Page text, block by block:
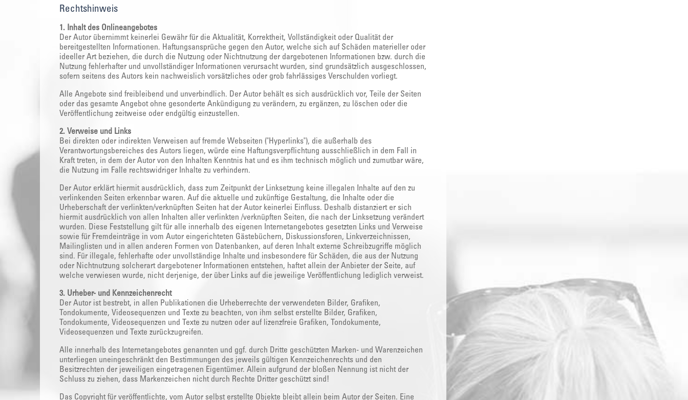
Rechtshinweis
1. Inhalt des Onlineangebotes
Der Autor übernimmt keinerlei Gewähr für die Aktualität, Korrektheit, Vollständigkeit oder Qualität der
bereitgestellten Informationen. Haftungsansprüche gegen den Autor, welche sich auf Schäden materieller oder
ideeller Art beziehen, die durch die Nutzung oder Nichtnutzung der dargebotenen Informationen bzw. durch die
Nutzung fehlerhafter und unvollständiger Informationen verursacht wurden, sind grundsätzlich ausgeschlossen,
sofern seitens des Autors kein nachweislich vorsätzliches oder grob fahrlässiges Verschulden vorliegt.
Alle Angebote sind freibleibend und unverbindlich. Der Autor behält es sich ausdrücklich vor, Teile der Seiten
oder das gesamte Angebot ohne gesonderte Ankündigung zu verändern, zu ergänzen, zu löschen oder die
Veröffentlichung zeitweise oder endgültig einzustellen.
2. Verweise und Links
Bei direkten oder indirekten Verweisen auf fremde Webseiten ("Hyperlinks"), die außerhalb des
Verantwortungsbereiches des Autors liegen, würde eine Haftungsverpflichtung ausschließlich in dem Fall in
Kraft treten, in dem der Autor von den Inhalten Kenntnis hat und es ihm technisch möglich und zumutbar wäre,
die Nutzung im Falle rechtswidriger Inhalte zu verhindern.
Der Autor erklärt hiermit ausdrücklich, dass zum Zeitpunkt der Linksetzung keine illegalen Inhalte auf den zu
verlinkenden Seiten erkennbar waren. Auf die aktuelle und zukünftige Gestaltung, die Inhalte oder die
Urheberschaft der verlinkten/verknüpften Seiten hat der Autor keinerlei Einfluss. Deshalb distanziert er sich
hiermit ausdrücklich von allen Inhalten aller verlinkten /verknüpften Seiten, die nach der Linksetzung verändert
wurden. Diese Feststellung gilt für alle innerhalb des eigenen Internetangebotes gesetzten Links und Verweise
sowie für Fremdeinträge in vom Autor eingerichteten Gästebüchern, Diskussionsforen, Linkverzeichnissen,
Mailinglisten und in allen anderen Formen von Datenbanken, auf deren Inhalt externe Schreibzugriffe möglich
sind. Für illegale, fehlerhafte oder unvollständige Inhalte und insbesondere für Schäden, die aus der Nutzung
oder Nichtnutzung solcherart dargebotener Informationen entstehen, haftet allein der Anbieter der Seite, auf
welche verwiesen wurde, nicht derjenige, der über Links auf die jeweilige Veröffentlichung lediglich verweist.
3. Urheber- und Kennzeichenrecht
Der Autor ist bestrebt, in allen Publikationen die Urheberrechte der verwendeten Bilder, Grafiken,
Tondokumente, Videosequenzen und Texte zu beachten, von ihm selbst erstellte Bilder, Grafiken,
Tondokumente, Videosequenzen und Texte zu nutzen oder auf lizenzfreie Grafiken, Tondokumente,
Videosequenzen und Texte zurückzugreifen.
Alle innerhalb des Internetangebotes genannten und ggf. durch Dritte geschützten Marken- und Warenzeichen
unterliegen uneingeschränkt den Bestimmungen des jeweils gültigen Kennzeichenrechts und den
Besitzrechten der jeweiligen eingetragenen Eigentümer. Allein aufgrund der bloßen Nennung ist nicht der
Schluss zu ziehen, dass Markenzeichen nicht durch Rechte Dritter geschützt sind!
Das Copyright für veröffentlichte, vom Autor selbst erstellte Objekte bleibt allein beim Autor der Seiten. Eine